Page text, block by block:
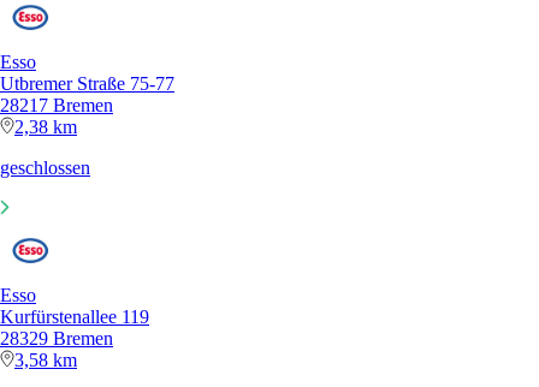
Esso
Utbremer Straße 75-77
28217 Bremen
2,38 km
geschlossen
Esso
Kurfürstenallee 119
28329 Bremen
3,58 km